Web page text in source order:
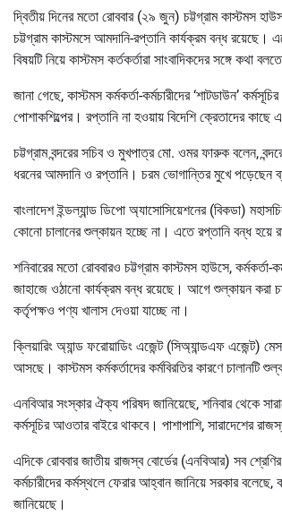
দ্বিতীয় দিনের মতো রোববার (২৯ জুন) চট্টগ্রাম কাস্টমস
চট্টগ্রাম কাস্টমসে আমদানি-রপ্তানি কার্যক্রম বন্ধ
বিষয়টি নিয়ে কাস্টমস কর্তকর্তারা সাংবাদিকদের সঙ্গে কথা
জানা গেছে, কাস্টমস কর্মকর্তা-কর্মচারীদের ‘শাটডাউন’
পোশাকশিল্পের। রপ্তানি না হওয়ায় বিদেশি ক্রেতাদের
চট্টগ্রাম বন্দরের সচিব ও মুখপাত্র মো. ওমর ফারুক বলেন,
ধরনের আমদানি ও রপ্তানি। চরম ভোগান্তির মুখে পড়েছেন
বাংলাদেশ ইন্ডল্যান্ড ডিপো অ্যাসোসিয়েশনের (বিকডা)
কোনো চালানের শুল্কায়ন হচ্ছে না। এতে রপ্তানি বন্ধ হয়ে
শনিবারের মতো রোববারও চট্টগ্রাম কাস্টমস হাউসে,
জাহাজে ওঠানো কার্যক্রম বন্ধ রয়েছে। আগে শুল্কায়ন করা
কর্তৃপক্ষও পণ্য খালাস দেওয়া যাচ্ছে না।
ক্লিয়ারিং অ্যান্ড ফরোয়াডিং এজেন্ট (সিঅ্যান্ডএফ এজেন্ট)
আসছে। কাস্টমস কর্মকর্তাদের কর্মবিরতির কারণে চালানটি
এনবিআর সংস্কার ঐক্য পরিষদ জানিয়েছে, শনিবার থেকে
কর্মসূচির আওতার বাইরে থাকবে। পাশাপাশি, সারাদেশের
এদিকে রোববার জাতীয় রাজস্ব বোর্ডের (এনবিআর) সব
কর্মচারীদের কর্মস্থলে ফেরার আহ্বান জানিয়ে সরকার
জানিয়েছে।